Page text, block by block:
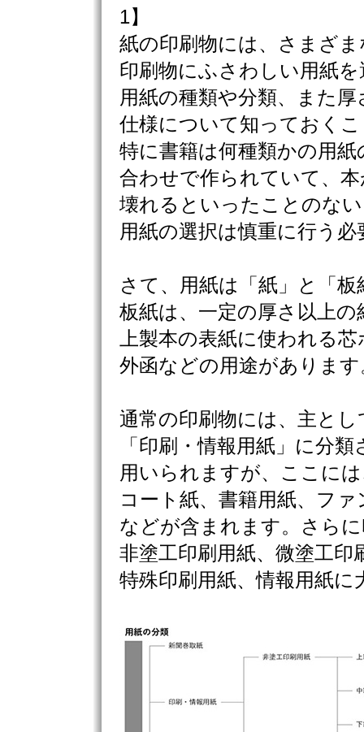
1】
紙の印刷物には、さまざ
印刷物にふさわしい用紙
用紙の種類や分類、また
仕様について知っておく
特に書籍は何種類かの用紙
合わせで作られていて、
壊れるといったことのな
用紙の選択は慎重に行う
さて、用紙は「紙」と「
板紙は、一定の厚さ以上の
上製本の表紙に使われる
外函などの用途があります
通常の印刷物には、主とし
「印刷・情報用紙」に分
用いられますが、ここに
コート紙、書籍用紙、フ
などが含まれます。さら
非塗工印刷用紙、微塗工印
特殊印刷用紙、情報用紙に